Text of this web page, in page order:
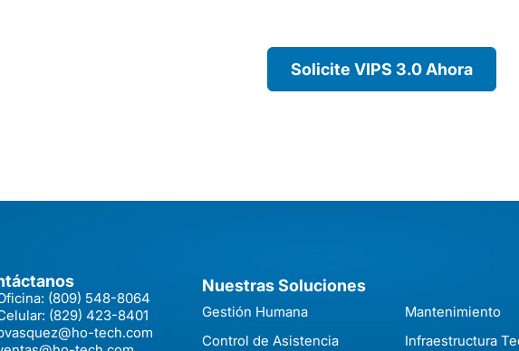
Solicite VIPS 3.0 Ahora
(809) 548-8064
(829) 423-8401
tech.com
Nuestras Soluciones
Gestión Humana
Control de Asistencia
Mantenimiento
Infraestructura